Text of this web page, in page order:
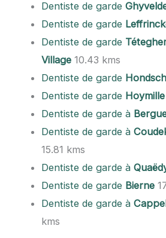
Dentiste de garde
Dentiste de garde
Dentiste de garde
Village 10.43 kms
Dentiste de garde
Dentiste de garde Hoymille
Dentiste de garde à
Dentiste de garde à
15.81 kms
Dentiste de garde à
Dentiste de garde Bierne
Dentiste de garde à
kms